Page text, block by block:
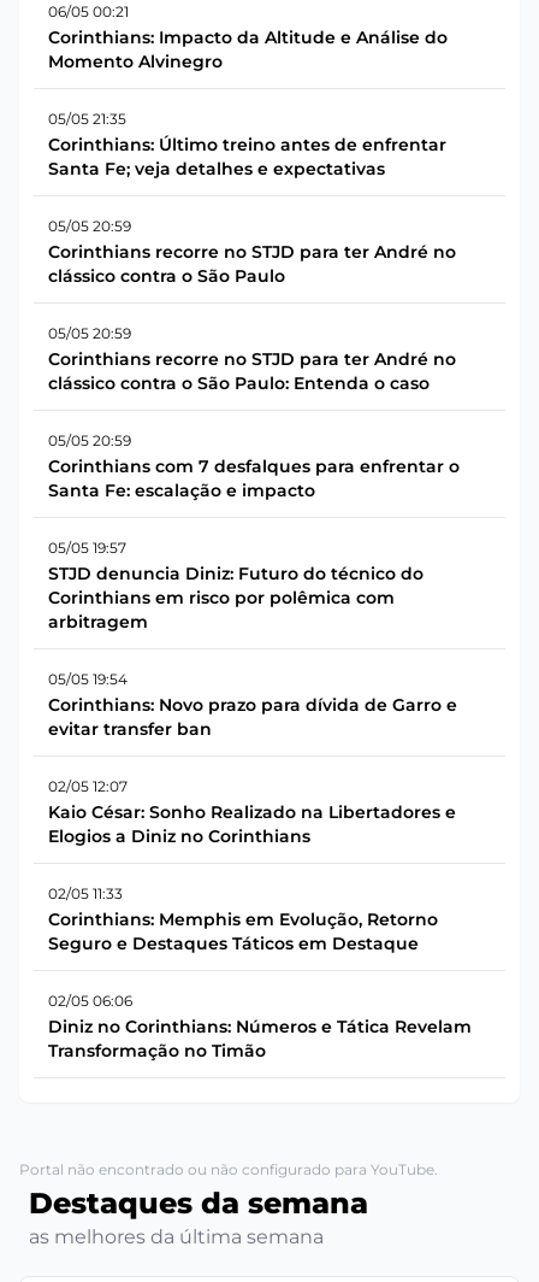
06/05 00:21
Corinthians: Impacto da Altitude e Análise do
Momento Alvinegro
05/05 21:35
Corinthians: Último treino antes de enfrentar
Santa Fe; veja detalhes e expectativas
05/05 20:59
Corinthians recorre no STJD para ter André no
clássico contra o São Paulo
05/05 20:59
Corinthians recorre no STJD para ter André no
clássico contra o São Paulo: Entenda o caso
05/05 20:59
Corinthians com 7 desfalques para enfrentar o
Santa Fe: escalação e impacto
05/05 19:57
STJD denuncia Diniz: Futuro do técnico do
Corinthians em risco por polêmica com
arbitragem
05/05 19:54
Corinthians: Novo prazo para dívida de Garro e
evitar transfer ban
02/05 12:07
Kaio César: Sonho Realizado na Libertadores e
Elogios a Diniz no Corinthians
02/05 11:33
Corinthians: Memphis em Evolução, Retorno
Seguro e Destaques Táticos em Destaque
02/05 06:06
Diniz no Corinthians: Números e Tática Revelam
Transformação no Timão
Portal não encontrado ou não configurado para YouTube.
Destaques da semana
as melhores da última semana